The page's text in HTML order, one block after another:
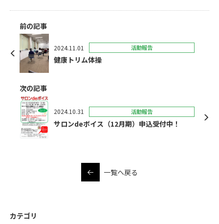
前の記事
2024.11.01 活動報告
健康トリム体操
次の記事
2024.10.31 活動報告
サロンdeボイス（12月期）申込受付中！
一覧へ戻る
カテゴリ